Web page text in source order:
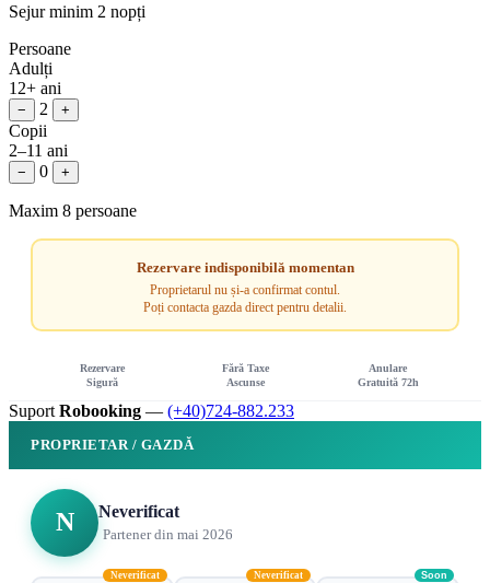
Sejur minim 2 nopți
Persoane
Adulți
12+ ani
− 2 +
Copii
2–11 ani
− 0 +
Maxim 8 persoane
Rezervare indisponibilă momentan
Proprietarul nu și-a confirmat contul.
Poți contacta gazda direct pentru detalii.
Rezervare
Sigură
Fără Taxe
Ascunse
Anulare
Gratuită 72h
Suport Robooking — (+40)724-882.233
PROPRIETAR / GAZDĂ
N Neverificat
Partener din mai 2026
Neverificat Neverificat Soon